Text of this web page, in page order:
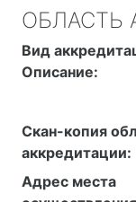
ОБЛАСТЬ
Вид
Описание:
Скан-копия
аккредитации:
Адрес места